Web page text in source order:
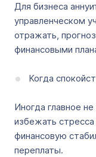
Для бизнеса
управленческом
отражать,
финансовыми
Когда
Иногда главное
избежать
финансовую
переплаты.